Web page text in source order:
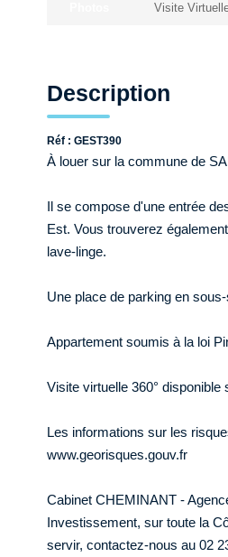
Visite
Description
Réf : GEST390
À louer sur la commune de
Il se compose d'une entrée
Est. Vous trouverez
lave-linge.
Une place de parking en
Appartement soumis à la loi
Visite virtuelle 360°
Les informations sur les
www.georisques.gouv.fr
Cabinet CHEMINANT -
Investissement, sur toute la
servir, contactez-nous au 02